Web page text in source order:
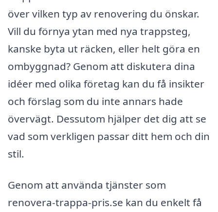
över vilken typ av renovering du önskar.
Vill du förnya ytan med nya trappsteg,
kanske byta ut räcken, eller helt göra en
ombyggnad? Genom att diskutera dina
idéer med olika företag kan du få insikter
och förslag som du inte annars hade
övervägt. Dessutom hjälper det dig att se
vad som verkligen passar ditt hem och din
stil.
Genom att använda tjänster som
renovera-trappa-pris.se kan du enkelt få